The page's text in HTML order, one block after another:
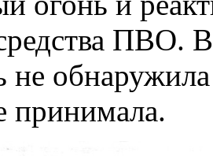
ПВО.
не
принимала.